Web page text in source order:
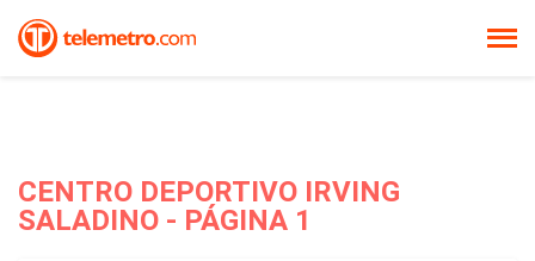
CENTRO DEPORTIVO IRVING
SALADINO - PÁGINA 1